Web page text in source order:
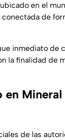
en el
de
inmediato de
la finalidad de
en
de las